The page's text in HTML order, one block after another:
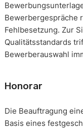
Bewerbergespräche
Fehlbesetzung. Zur
Qualitätsstandards
Bewerberauswahl
Honorar
Die Beauftragung
Basis eines